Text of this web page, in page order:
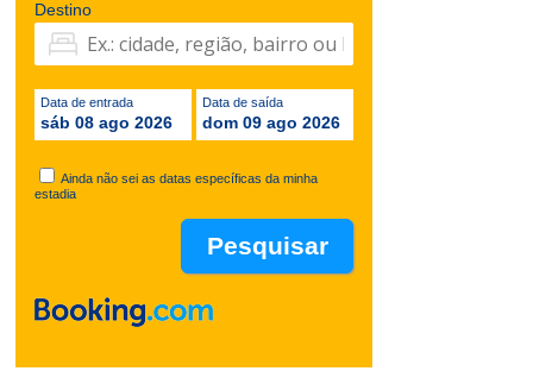
Destino
Data de entrada
sáb 08 ago 2026
Data de saída
dom 09 ago 2026
Ainda não sei as datas específicas da minha
estadia